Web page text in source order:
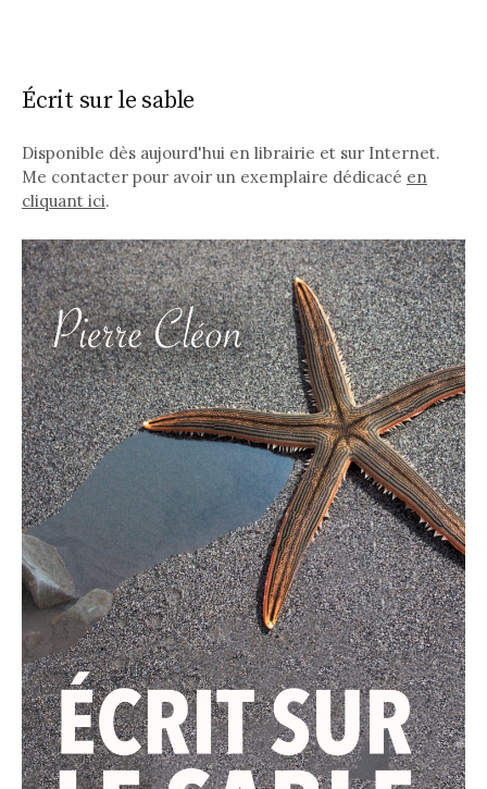
Écrit sur le sable
Disponible dès aujourd'hui en librairie et sur Internet.
Me contacter pour avoir un exemplaire dédicacé en
cliquant ici.